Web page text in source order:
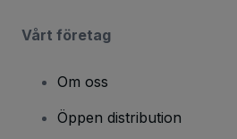
Vårt företag
Om oss
Öppen distribution